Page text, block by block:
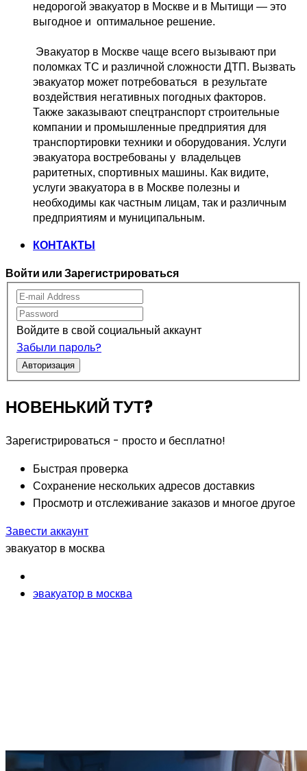
недорогой эвакуатор в Москве и в Мытищи — это
выгодное и оптимальное решение.
поломках ТС и различной сложности ДТП. Вызвать
эвакуатор может потребоваться  в результате
воздействия негативных погодных факторов.
Также заказывают спецтранспорт строительные
компании и промышленные предприятия для
транспортировки техники и оборудования. Услуги
эвакуатора востребованы у  владельцев
раритетных, спортивных машины. Как видите,
услуги эвакуатора в в Москве полезны и
необходимы как частным лицам, так и различным
предприятиям и муниципальным.
КОНТАКТЫ
Войти или Зарегистрироваться
Войдите в свой социальный аккаунт
Забыли пароль?
Авторизация
НОВЕНЬКИЙ ТУТ?
Зарегистрироваться - просто и бесплатно!
Быстрая проверка
Сохранение нескольких адресов доставкиs
Просмотр и отслеживание заказов и многое другое
Завести аккаунт
эвакуатор в москва
эвакуатор в москва